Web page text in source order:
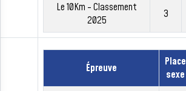
Le 10Km - Classement
2025
3
Épreuve
Place
sexe